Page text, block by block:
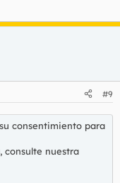
#9
consentimiento para
consulte nuestra